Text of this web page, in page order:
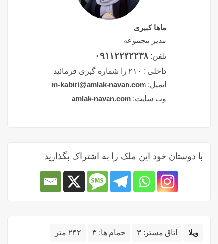
ویلا اتاق مستر: ۳ حمام ها: ۳ ۲۴۲ متر
ماها کبیری
مدیر مجموعه
تلفن: ۰۹۱۱۲۲۲۲۲۳۸
داخلی : ۲۱۰ را شماره گیری فرمائید
ایمیل: m-kabiri@amlak-navan.com
وب سایت: amlak-navan.com
با دوستان خود این ملک را به اشتراک بگذارید